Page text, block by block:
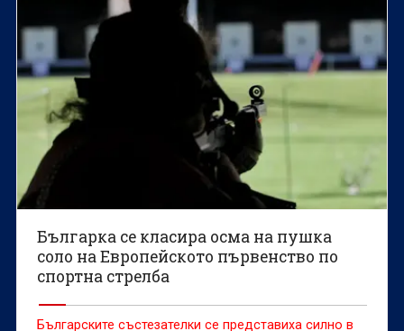
Българка се класира осма на пушка
соло на Европейското първенство по
спортна стрелба
Българските състезателки се представиха силно в